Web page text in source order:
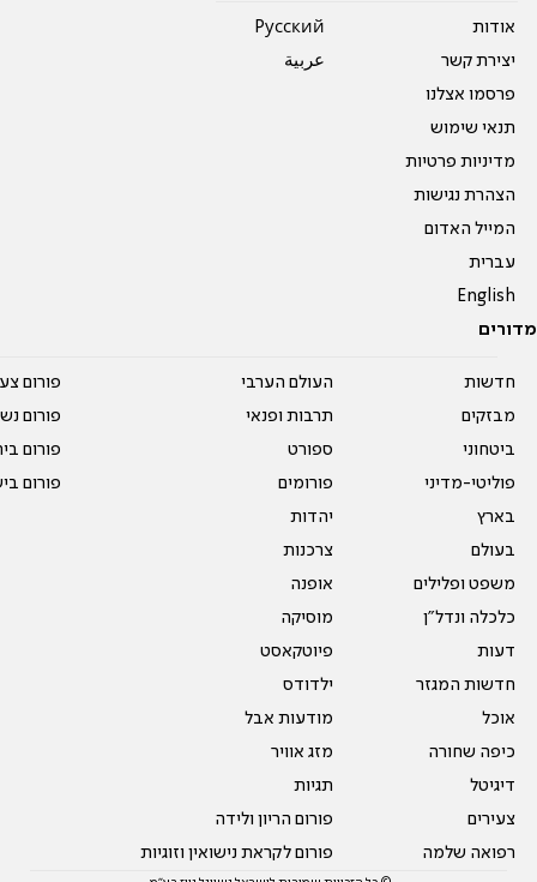
אודות
יצירת קשר
פרסמו אצלנו
תנאי שימוש
מדיניות פרטיות
הצהרת נגישות
המייל האדום
עברית
English
Pусский
عربية
מדורים
חדשות
מבזקים
ביטחוני
פוליטי-מדיני
בארץ
בעולם
משפט ופלילים
כלכלה ונדל"ן
דעות
חדשות המגזר
אוכל
כיפה שחורה
דיגיטל
צעירים
רפואה שלמה
העולם הערבי
תרבות ופנאי
ספורט
פורומים
יהדות
צרכנות
אופנה
מוסיקה
פיוטקאסט
ילדודס
מודעות אבל
מזג אוויר
תגיות
פורום הריון ולידה
פורום לקראת נישואין וזוגיות
פורום
פורום
פורום
פורום